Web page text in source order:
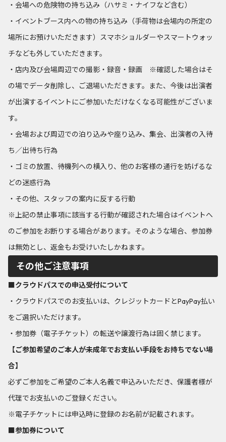
・会場への危険物の持ち込み（ハサミ・ナイフなど含む）
・イベントブース内への物の持ち込み（手荷物は会場内の所定の
場所にお預けいただきます）スマホショルダーやスマートウォッ
チなども外していただきます。
・店内及び会場周辺での撮影・録音・録画 ※確認した場合はそ
の場でデータ削除し、ご退場いただきます。また、今後は出演者
が出演するイベントにご参加いただけなくなる可能性がございま
す。
・会場および周辺での泊り込みや座り込み、集会、出演者の入待
ち／出待ち行為
・ゴミの放置、待機列への横入り、他のお客様の通行を妨げるな
どの迷惑行為
・その他、スタッフの案内に反する行動
※上記の禁止事項に該当する行動が確認された場合はイベントへ
のご参加をお断りする場合があります。そのような場合、参加券
は無効とし、返金もお受けいたしかねます。
その他ご注意事項
■クラウドパスでの申込受付について
・クラウドパスでのお支払いは、クレジットカードとPayPay払い
をご選択いただけます。
・参加券（電子チケット）の転送や譲渡行為は固く禁じます。
【ご参加希望のご本人が未成年でお支払い手段をお持ちでない場
合】
必ずご参加をご希望のご本人名義で申込みいただき、保護者様が
代理でお支払いのご登録ください。
※電子チケットには申込時に登録のお名前が記載されます。
■参加券について